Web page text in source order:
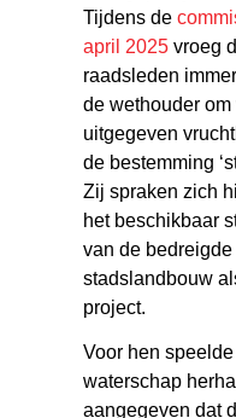
Tijdens de
april 2025 vroeg
raadsleden
de wethouder
uitgegeven
de bestemming
Zij spraken zich
het beschikbaar
van de
stadslandbouw
project.
Voor hen
waterschap
aangegeven dat